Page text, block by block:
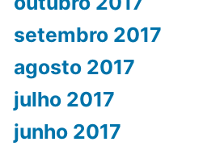
setembro 2017
agosto 2017
julho 2017
junho 2017